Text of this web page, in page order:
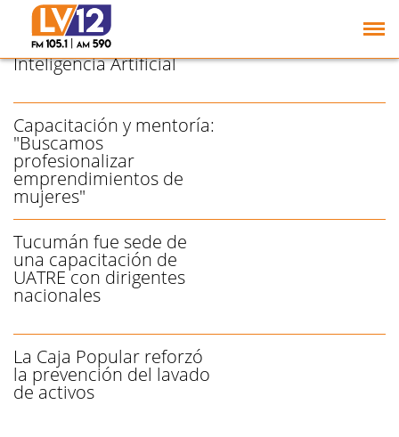
Capacitan a
emprendedores para el
mejor uso de la
Inteligencia Artificial
Capacitación y mentoría:
"Buscamos
profesionalizar
emprendimientos de
mujeres"
Tucumán fue sede de
una capacitación de
UATRE con dirigentes
nacionales
La Caja Popular reforzó
la prevención del lavado
de activos